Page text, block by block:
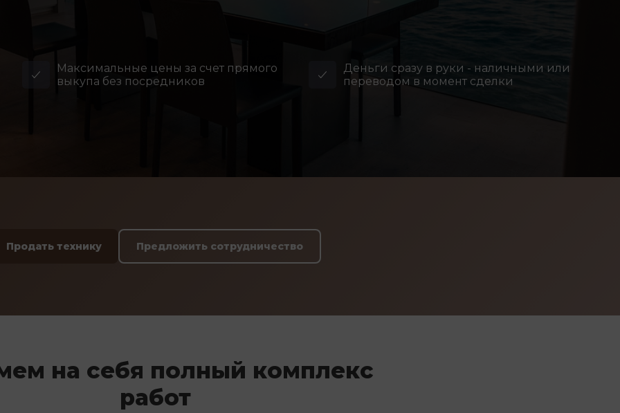
Максимальные цены за счет прямого
выкупа без посредников
Деньги сразу в руки - наличными или
переводом в момент сделки
Продать технику Предложить сотрудничество
на себя полный комплекс
работ